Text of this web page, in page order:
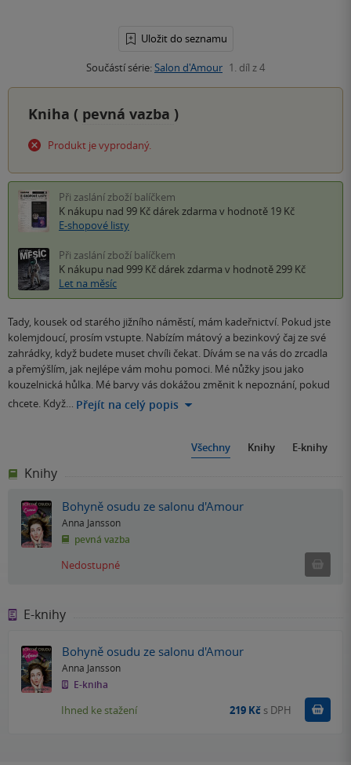
Uložit do seznamu
Součástí série:Salon d'Amour 1. díl z 4
Kniha ( pevná vazba )
Produkt je vyprodaný.
Při zaslání zboží balíčkem
K nákupu nad 99 Kč dárek zdarma v hodnotě 19 Kč
E-shopové listy
Při zaslání zboží balíčkem
K nákupu nad 999 Kč dárek zdarma v hodnotě 299 Kč
Let na měsíc
Tady, kousek od starého jižního náměstí, mám kadeřnictví. Pokud jste
kolemjdoucí, prosím vstupte. Nabízím mátový a bezinkový čaj ze své
zahrádky, když budete muset chvíli čekat. Dívám se na vás do zrcadla
a přemýšlím, jak nejlépe vám mohu pomoci. Mé nůžky jsou jako
kouzelnická hůlka. Mé barvy vás dokážou změnit k nepoznání, pokud
chcete. Když… Přejít na celý popis
Všechny Knihy E-knihy
Knihy
Bohyně osudu ze salonu d'Amour
Anna Jansson
pevná vazba
Nedostupné
E-knihy
Bohyně osudu ze salonu d'Amour
Anna Jansson
E-kniha
Ihned ke stažení 219 Kč s DPH Koupit